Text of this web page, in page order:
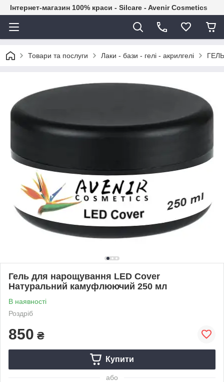
Інтернет-магазин 100% краси - Silcare - Avenir Cosmetics
Товари та послуги Лаки - бази - гелі - акрилгелі
Гель для нарощування LED Cover
Натуральний камуфлюючий 250 мл
В наявності
Роздріб
850 ₴
Купити
або